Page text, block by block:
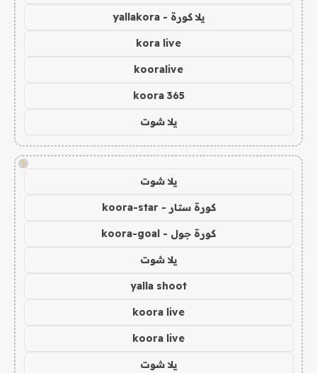
يلا كورة - yallakora
kora live
kooralive
koora 365
يلا شوت
!
يلا شوت
كورة ستار - koora-star
كورة جول - koora-goal
يلا شوت
yalla shoot
koora live
koora live
يلا شوت